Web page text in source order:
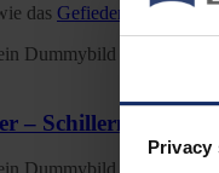
Privacy
das Gefieder der Vögel
– Schillernder